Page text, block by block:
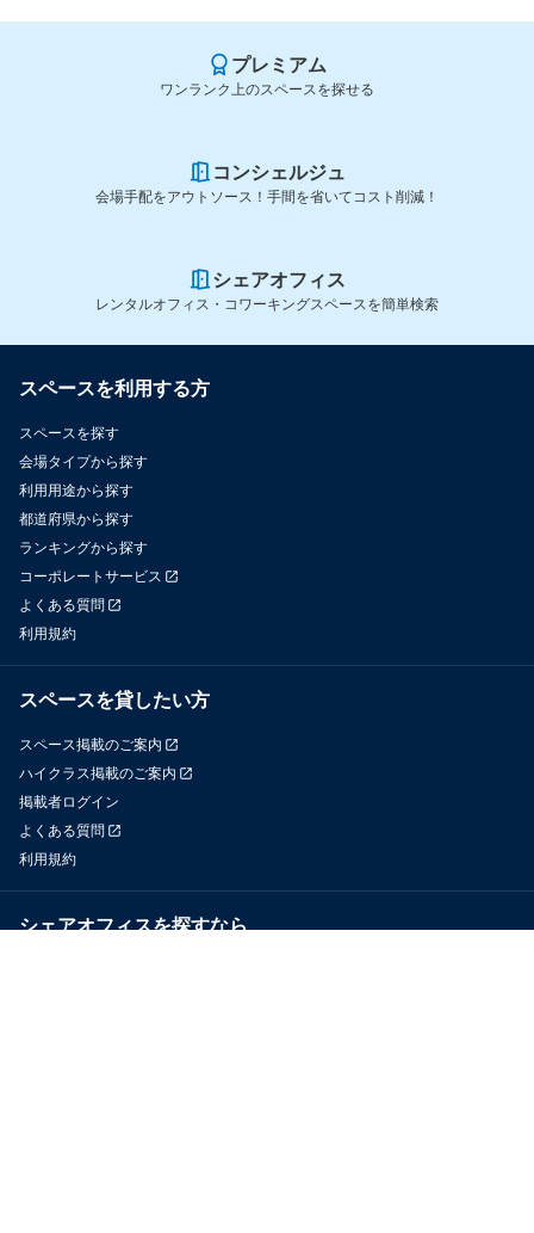
プレミアム
ワンランク上のスペースを探せる
コンシェルジュ
会場手配をアウトソース！手間を省いてコスト削減！
シェアオフィス
レンタルオフィス・コワーキングスペースを簡単検索
スペースを利用する方
スペースを探す
会場タイプから探す
利用用途から探す
都道府県から探す
ランキングから探す
コーポレートサービス
よくある質問
利用規約
スペースを貸したい方
スペース掲載のご案内
ハイクラス掲載のご案内
掲載者ログイン
よくある質問
利用規約
シェアオフィスを探すなら